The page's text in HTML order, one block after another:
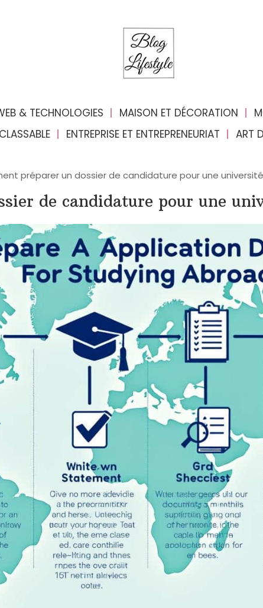
& TECHNOLOGIES MAISON ET DÉCORATION
ENTREPRISE ET ENTREPRENEURIAT ART
préparer un dossier de candidature pour une
de candidature pour une